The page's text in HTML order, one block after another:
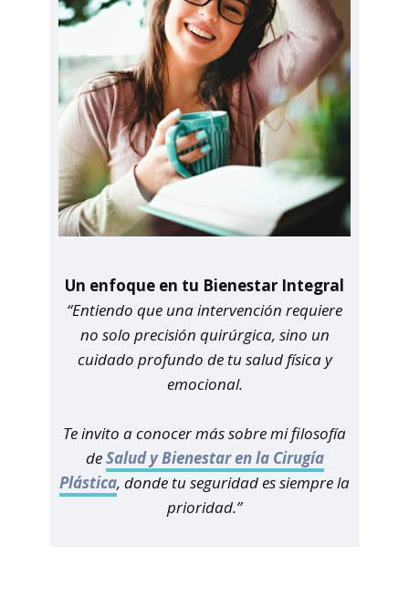
Un enfoque en tu Bienestar Integral
“Entiendo que una intervención requiere
no solo precisión quirúrgica, sino un
cuidado profundo de tu salud física y
emocional.
Te invito a conocer más sobre mi filosofía
deSalud y Bienestar en la Cirugía
Plástica, donde tu seguridad es siempre la
prioridad.”